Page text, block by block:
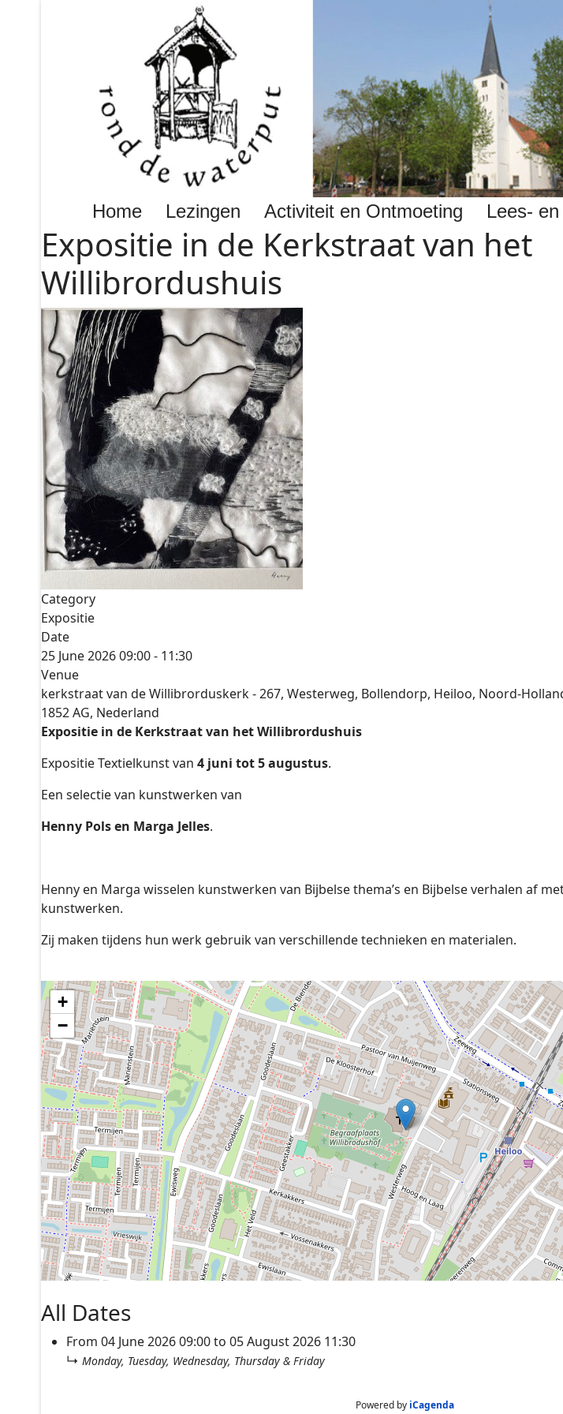
Home Lezingen Activiteit en Ontmoeting Lees-
Expositie in de Kerkstraat van het
Willibrordushuis
Category
Expositie
Date
25 June 202609:00- 11:30
Venue
kerkstraat van de Willibrorduskerk - 267, Westerweg, Bollendorp, Heiloo, Noord-
1852 AG, Nederland
Expositie in de Kerkstraat van het Willibrordushuis
Expositie Textielkunst van 4 juni tot 5 augustus.
Een selectie van kunstwerken van
Henny Pols en Marga Jelles.
Henny en Marga wisselen kunstwerken van Bijbelse thema’s en Bijbelse verhalen af
kunstwerken.
Zij maken tijdens hun werk gebruik van verschillende technieken en materialen.
+
−
All Dates
From 04 June 202609:00to 05 August 2026 11:30
↳ Monday, Tuesday, Wednesday, Thursday & Friday
Powered by iCagenda